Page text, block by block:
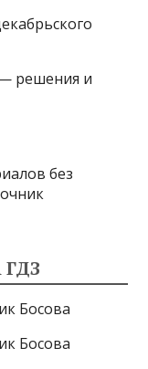
решения и
без
Босова
Босова